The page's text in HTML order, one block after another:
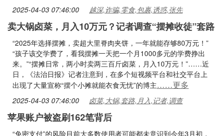
2025-04-03 07:46:00 越深,诈骗,零食,包裹,诱惑,张先
卖大锅卤菜，月入10万元？记者调查“摆摊收徒”套路
“2025年选择摆摊，卖超大里脊肉夹饼，一年就能存够80万元！”
“孩子该交学费了，看我摆摊一天把一个月1000多元的学费挣出
来。”“摆摊日常，两小时卖两三百斤卤菜，月入10万元！”……近
日，《法治日报》记者注意到，在多个短视频平台和社交平台上
出现了大量宣称“摆个小摊就能衣食无忧”的博主……更多
2025-04-03 07:46:00 卤菜,大锅,套路,月入,记者,调查
苹果账户被盗刷162笔背后
“免密支付”的风险目前大多数使用者可能都未意识到今年3月初，